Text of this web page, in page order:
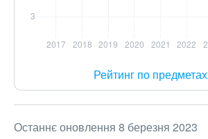
Рейтинг по предметах
Останнє оновлення 8 березня 2023